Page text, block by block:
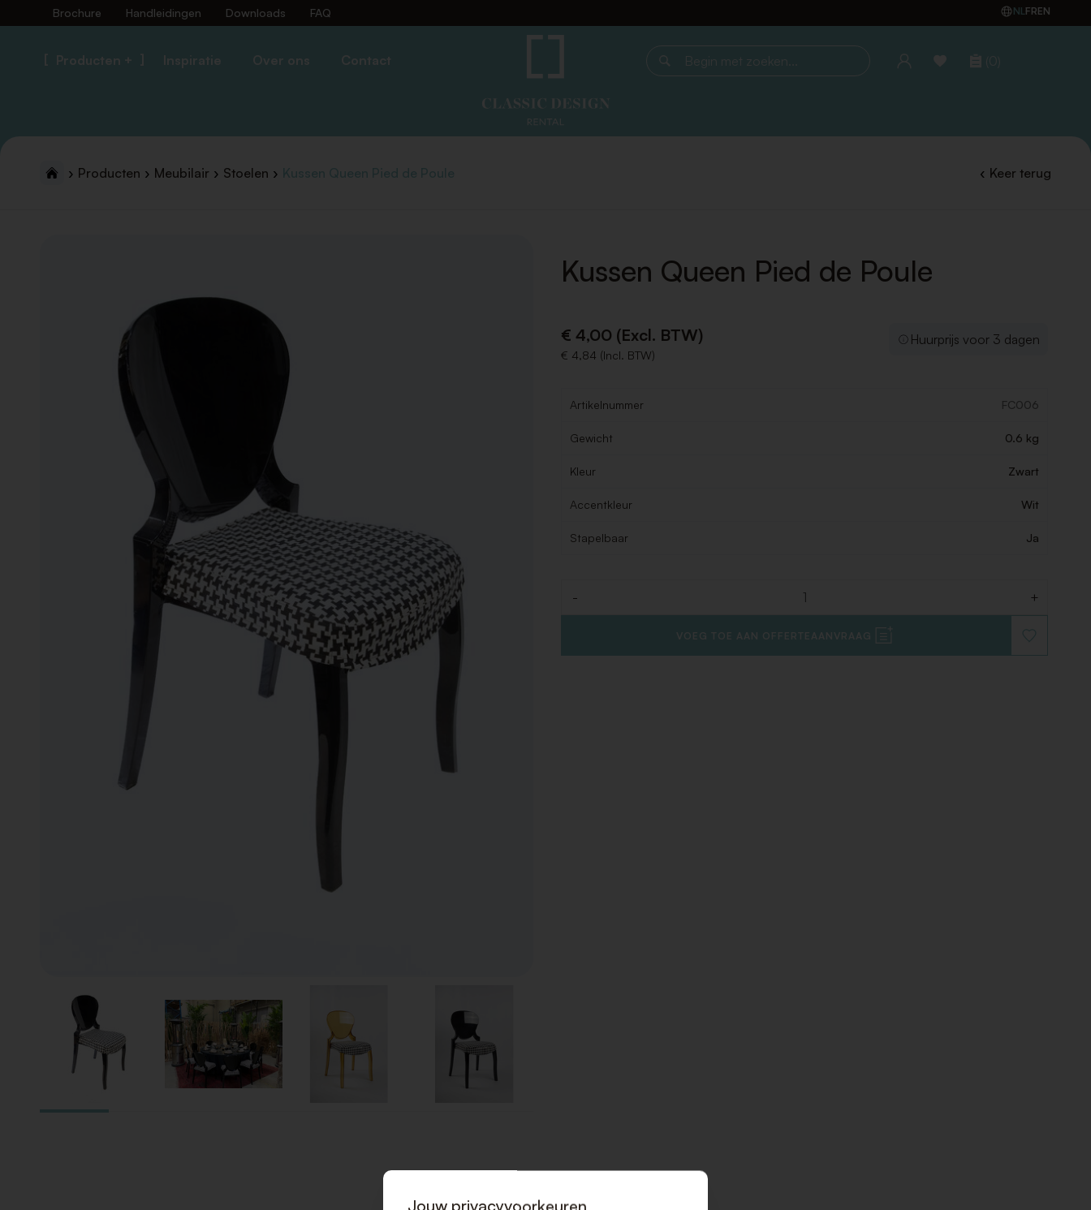
Brochure Handleidingen Downloads FAQ NLFREN
Producten + Inspiratie Over ons Contact
Begin met zoeken... (0)
Producten Meubilair Stoelen Kussen Queen Pied de Poule Keer terug
Kussen Queen Pied de Poule
€ 4,00 (Excl. BTW)
€ 4,84 (Incl. BTW)
Huurprijs voor 3 dagen
Artikelnummer FC006
Gewicht 0.6 kg
Kleur Zwart
Accentkleur Wit
Stapelbaar Ja
- +
VOEG TOE AAN OFFERTEAANVRAAG
TOE
Jouw privacyvoorkeuren